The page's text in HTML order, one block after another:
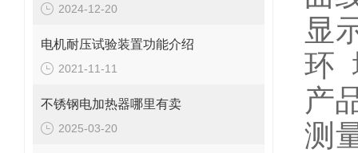
2024-12-20
电机耐压试验装置功能介绍
2021-11-11
不锈钢电加热器哪里有卖
2025-03-20
显
环
产
测